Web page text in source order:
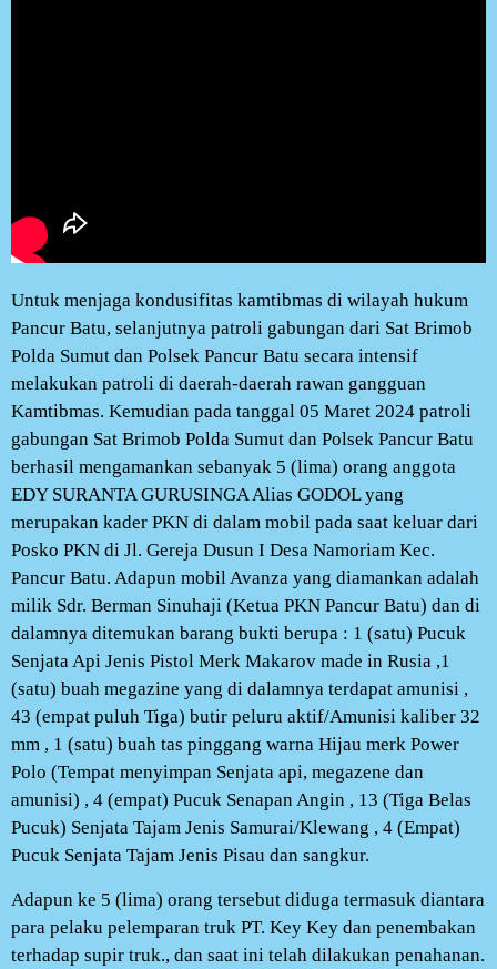
Untuk menjaga kondusifitas kamtibmas di wilayah hukum
Pancur Batu, selanjutnya patroli gabungan dari Sat Brimob
Polda Sumut dan Polsek Pancur Batu secara intensif
melakukan patroli di daerah-daerah rawan gangguan
Kamtibmas. Kemudian pada tanggal 05 Maret 2024 patroli
gabungan Sat Brimob Polda Sumut dan Polsek Pancur Batu
berhasil mengamankan sebanyak 5 (lima) orang anggota
EDY SURANTA GURUSINGA Alias GODOL yang
merupakan kader PKN di dalam mobil pada saat keluar dari
Posko PKN di Jl. Gereja Dusun I Desa Namoriam Kec.
Pancur Batu. Adapun mobil Avanza yang diamankan adalah
milik Sdr. Berman Sinuhaji (Ketua PKN Pancur Batu) dan di
dalamnya ditemukan barang bukti berupa : 1 (satu) Pucuk
Senjata Api Jenis Pistol Merk Makarov made in Rusia ,1
(satu) buah megazine yang di dalamnya terdapat amunisi ,
43 (empat puluh Tiga) butir peluru aktif/Amunisi kaliber 32
mm , 1 (satu) buah tas pinggang warna Hijau merk Power
Polo (Tempat menyimpan Senjata api, megazene dan
amunisi) , 4 (empat) Pucuk Senapan Angin , 13 (Tiga Belas
Pucuk) Senjata Tajam Jenis Samurai/Klewang , 4 (Empat)
Pucuk Senjata Tajam Jenis Pisau dan sangkur.
Adapun ke 5 (lima) orang tersebut diduga termasuk diantara
para pelaku pelemparan truk PT. Key Key dan penembakan
terhadap supir truk., dan saat ini telah dilakukan penahanan.